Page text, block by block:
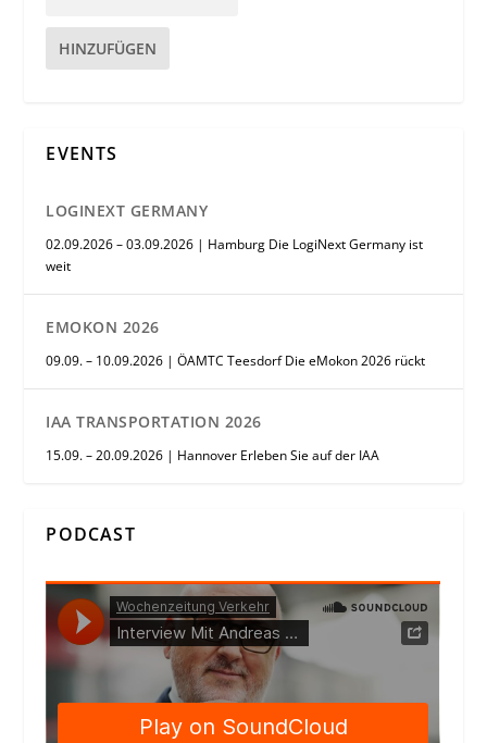
HINZUFÜGEN
EVENTS
LOGINEXT GERMANY
02.09.2026 – 03.09.2026 | Hamburg Die LogiNext Germany ist
weit
EMOKON 2026
09.09. – 10.09.2026 | ÖAMTC Teesdorf Die eMokon 2026 rückt
IAA TRANSPORTATION 2026
15.09. – 20.09.2026 | Hannover Erleben Sie auf der IAA
PODCAST